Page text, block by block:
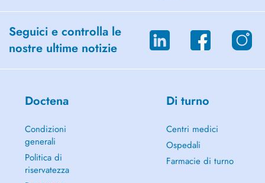
Seguici e controlla le
nostre ultime notizie
Doctena
Condizioni
generali
Politica di
riservatezza
Di turno
Centri medici
Ospedali
Farmacie di turno